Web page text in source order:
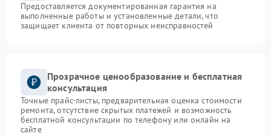
Предоставляется документированная гарантия на
выполненные работы и установленные детали, что
защищает клиента от повторных неисправностей
Прозрачное ценообразование и бесплатная
консультация
Точные прайс-листы, предварительная оценка стоимости
ремонта, отсутствие скрытых платежей и возможность
бесплатной консультации по телефону или онлайн на
сайте